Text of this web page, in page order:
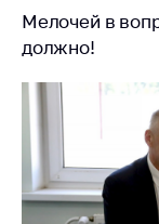
товарная
жизнь
Мелочей в
должно!